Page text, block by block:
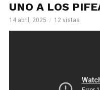
UNO A LOS
14 abril, 2025 12 vistas